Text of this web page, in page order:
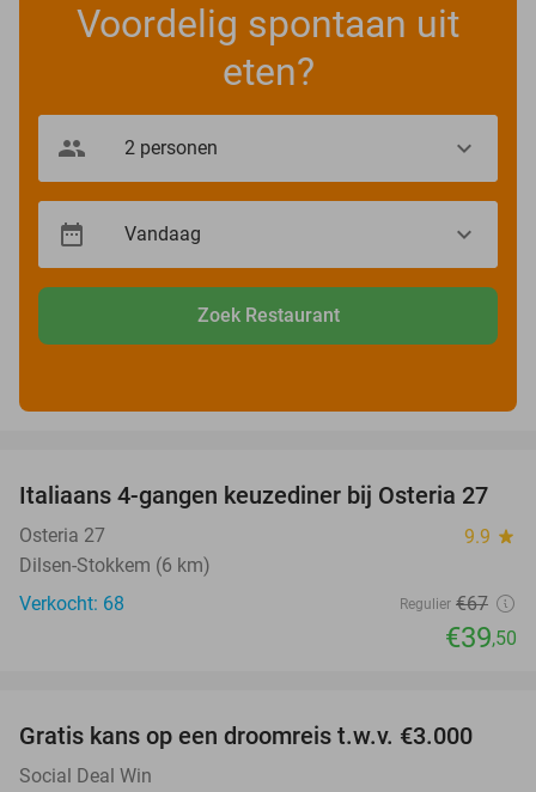
Voordelig spontaan uit
eten?
Zoek Restaurant
41%
Italiaans 4-gangen keuzediner bij Osteria 27
Osteria 27 9.9 star
Dilsen-Stokkem (6 km)
Verkocht: 68
Regulier €67
€39,50
Gratis kans op een droomreis t.w.v. €3.000
Social Deal Win